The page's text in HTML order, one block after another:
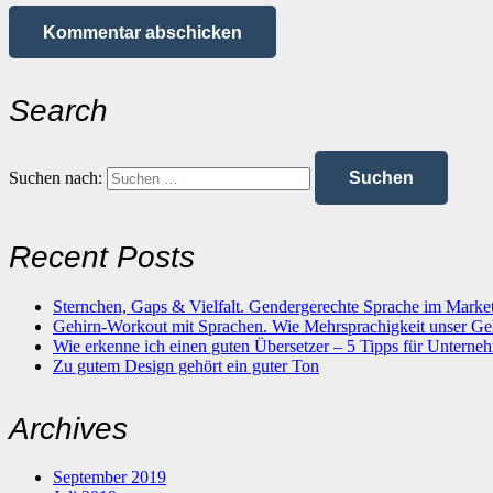
Kommentar abschicken
Search
Suchen nach:
Recent Posts
Sternchen, Gaps & Vielfalt. Gendergerechte Sprache im
Gehirn-Workout mit Sprachen. Wie Mehrsprachigkeit unser
Wie erkenne ich einen guten Übersetzer – 5 Tipps für
Zu gutem Design gehört ein guter Ton
Archives
September 2019